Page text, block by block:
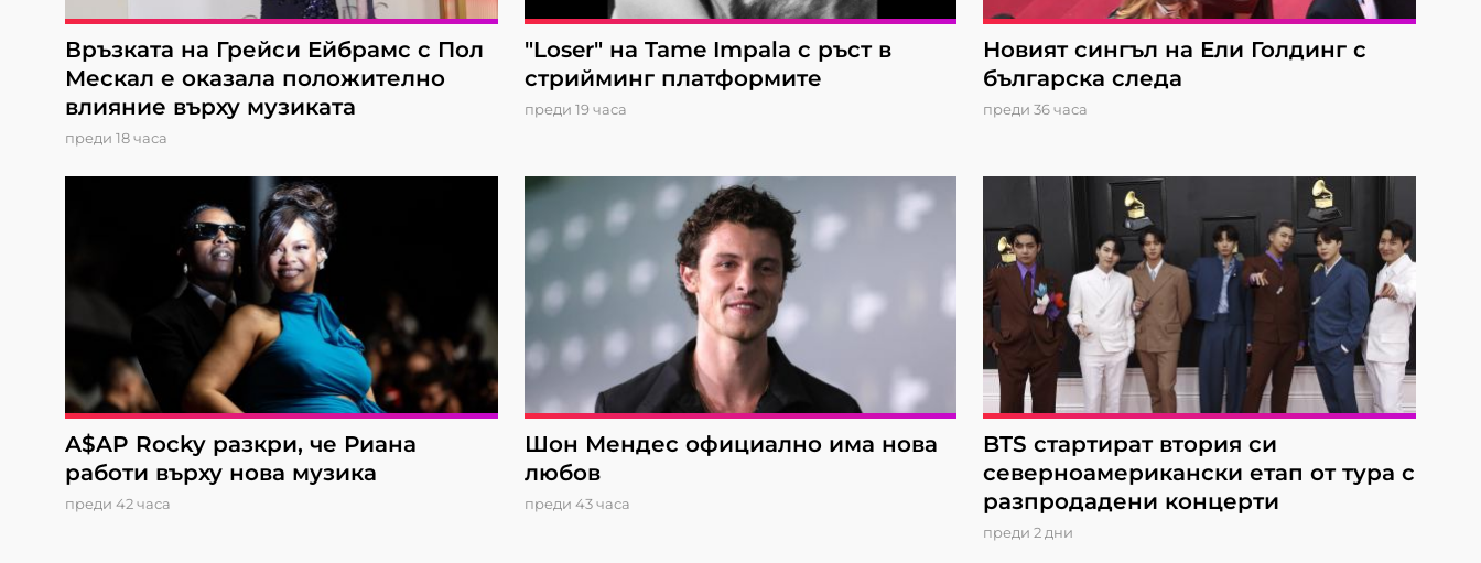
Връзката на Грейси Ейбрамс с Пол
Мескал е оказала положително
влияние върху музиката
преди 18 часа
"Loser" на Tame Impala с ръст в
стрийминг платформите
преди 19 часа
Новият сингъл на Ели Голдинг с
българска следа
преди 36 часа
A$AP Rocky разкри, че Риана
работи върху нова музика
преди 42 часа
Шон Мендес официално има нова
любов
преди 43 часа
BTS стартират втория си
северноамерикански етап от турa с
разпродадени концерти
преди 2 дни